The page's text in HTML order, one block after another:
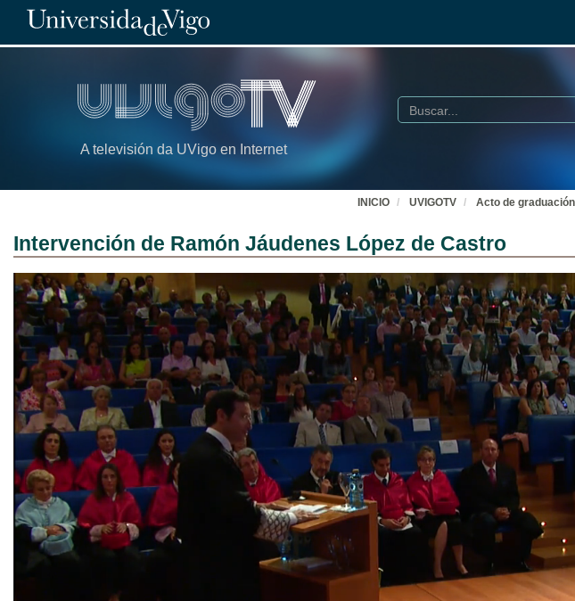
A televisión da UVigo en Internet
Buscar
INICIO UVIGOTV Acto de
Intervención de Ramón Jáudenes López de Castro